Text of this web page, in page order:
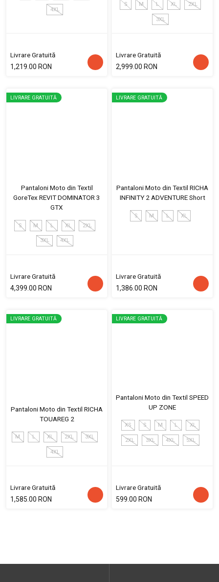
4XL
Livrare Gratuită
1,219.00 RON
S M L XL 2XL
3XL
Livrare Gratuită
2,999.00 RON
LIVRARE GRATUITĂ
Pantaloni Moto din Textil
GoreTex REVIT DOMINATOR 3
GTX
S M L XL 2XL
3XL 4XL
Livrare Gratuită
4,399.00 RON
LIVRARE GRATUITĂ
Pantaloni Moto din Textil RICHA
INFINITY 2 ADVENTURE Short
S M L XL
Livrare Gratuită
1,386.00 RON
LIVRARE GRATUITĂ
Pantaloni Moto din Textil RICHA
TOUAREG 2
M L XL 2XL 3XL
4XL
Livrare Gratuită
1,585.00 RON
LIVRARE GRATUITĂ
Pantaloni Moto din Textil SPEED
UP ZONE
XS S M L XL
2XL 3XL 4XL 5XL
Livrare Gratuită
599.00 RON